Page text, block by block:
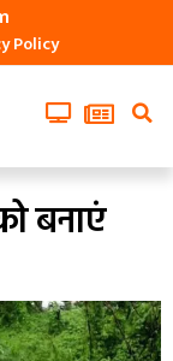
Policy
बनाएं